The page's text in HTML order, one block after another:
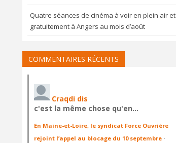
Quatre séances de cinéma à voir en plein air et
gratuitement à Angers au mois d’août
COMMENTAIRES RÉCENTS
Craqdi dis
c'est la même chose qu'en…
En Maine-et-Loire, le syndicat Force Ouvrière
rejoint l’appel au blocage du 10 septembre ·